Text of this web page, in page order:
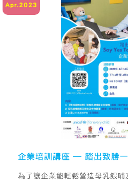
Apr.2023
企業培訓講座 – 踏出致勝一
為了讓企業能輕鬆營造母乳餵哺